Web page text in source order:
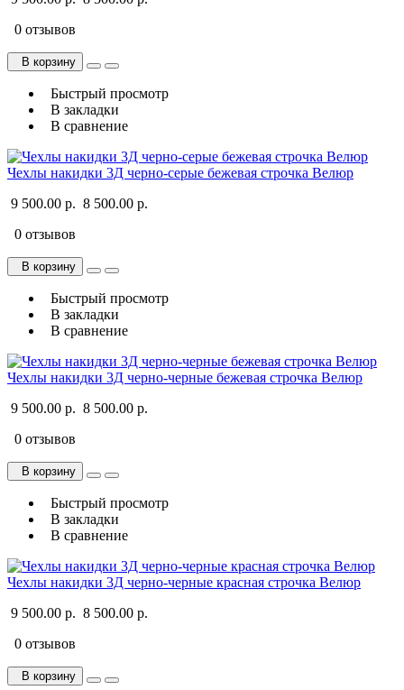
0 отзывов
В корзину
Быстрый просмотр
В закладки
В сравнение
Чехлы накидки 3Д черно-серые бежевая строчка Велюр
9 500.00 р. 8 500.00 р.
0 отзывов
В корзину
Быстрый просмотр
В закладки
В сравнение
Чехлы накидки 3Д черно-черные бежевая строчка Велюр
9 500.00 р. 8 500.00 р.
0 отзывов
В корзину
Быстрый просмотр
В закладки
В сравнение
Чехлы накидки 3Д черно-черные красная строчка Велюр
9 500.00 р. 8 500.00 р.
0 отзывов
В корзину